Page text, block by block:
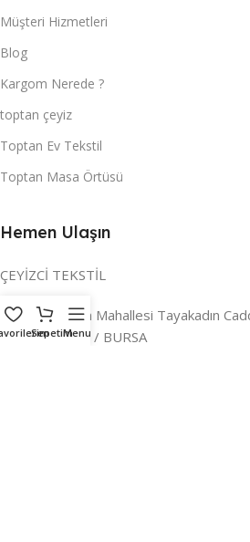
Müşteri Hizmetleri
Blog
Kargom Nerede ?
toptan çeyiz
Toptan Ev Tekstil
Toptan Masa Örtüsü
Hemen Ulaşın
ÇEYİZCİ TEKSTİL
Adres:Reyhan Mahallesi Tayakadın
/ a Osmangazi / BURSA
SepetimMenu